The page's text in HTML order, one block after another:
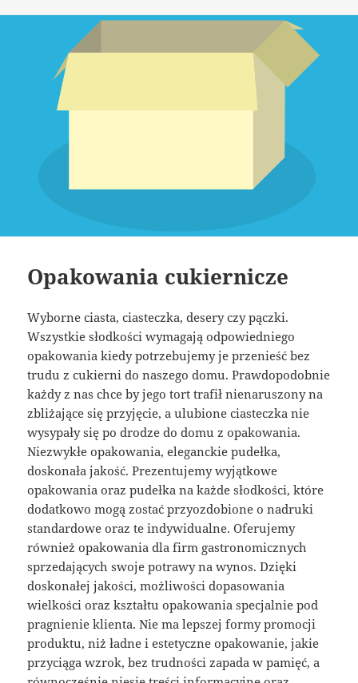
Opakowania cukiernicze
Wyborne ciasta, ciasteczka, desery czy pączki.
Wszystkie słodkości wymagają odpowiedniego
opakowania kiedy potrzebujemy je przenieść bez
trudu z cukierni do naszego domu. Prawdopodobnie
każdy z nas chce by jego tort trafił nienaruszony na
zbliżające się przyjęcie, a ulubione ciasteczka nie
wysypały się po drodze do domu z opakowania.
Niezwykłe opakowania, eleganckie pudełka,
doskonała jakość. Prezentujemy wyjątkowe
opakowania oraz pudełka na każde słodkości, które
dodatkowo mogą zostać przyozdobione o nadruki
standardowe oraz te indywidualne. Oferujemy
również opakowania dla firm gastronomicznych
sprzedających swoje potrawy na wynos. Dzięki
doskonałej jakości, możliwości dopasowania
wielkości oraz kształtu opakowania specjalnie pod
pragnienie klienta. Nie ma lepszej formy promocji
produktu, niż ładne i estetyczne opakowanie, jakie
przyciąga wzrok, bez trudności zapada w pamięć, a